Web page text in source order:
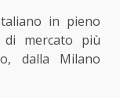
in pieno
di mercato più
dalla Milano